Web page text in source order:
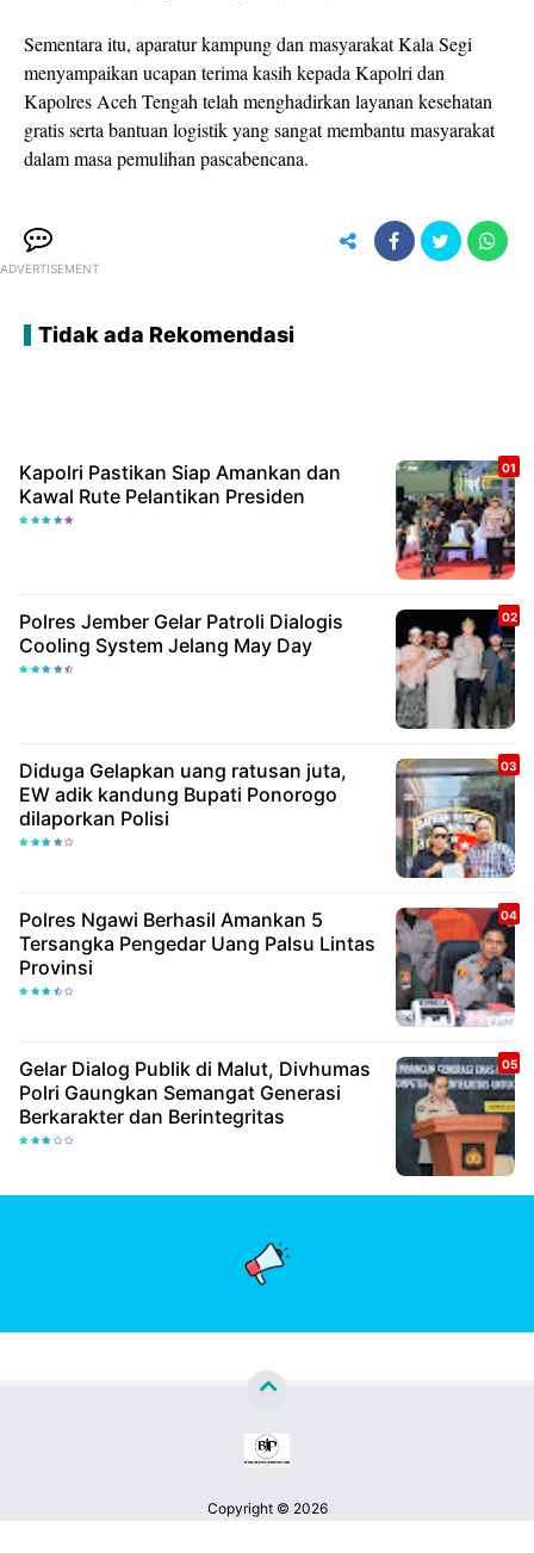
Sementara itu, aparatur kampung dan masyarakat Kala Segi
menyampaikan ucapan terima kasih kepada Kapolri dan
Kapolres Aceh Tengah telah menghadirkan layanan kesehatan
gratis serta bantuan logistik yang sangat membantu masyarakat
dalam masa pemulihan pascabencana.
ADVERTISEMENT
Tidak ada Rekomendasi
Kapolri Pastikan Siap Amankan dan
Kawal Rute Pelantikan Presiden
Polres Jember Gelar Patroli Dialogis
Cooling System Jelang May Day
Diduga Gelapkan uang ratusan juta,
EW adik kandung Bupati Ponorogo
dilaporkan Polisi
Polres Ngawi Berhasil Amankan 5
Tersangka Pengedar Uang Palsu Lintas
Provinsi
Gelar Dialog Publik di Malut, Divhumas
Polri Gaungkan Semangat Generasi
Berkarakter dan Berintegritas
Copyright © 2026
Berita Jatim Pos™